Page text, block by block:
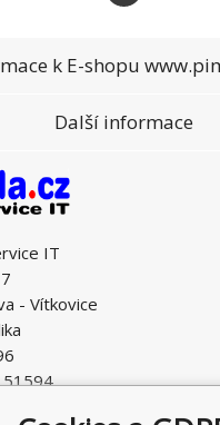
IT
- Vítkovice
k E-shopu
Další informace